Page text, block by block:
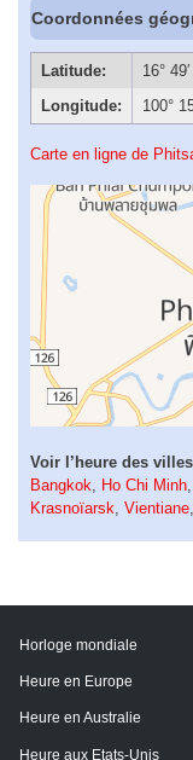
Coordonnées
Latitude:
16°
Longitude:
100°
Carte en ligne de
Voir l’heure des
Bangkok, Ho Chi Minh,
Krasnoïarsk, Vientiane,
Horloge mondiale
Heure en Europe
Heure en Australie
Heure aux Etats-Unis